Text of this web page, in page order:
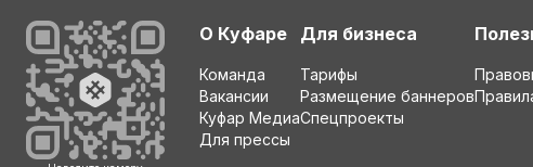
О Куфаре
Команда
Вакансии
Куфар Медиа
Для прессы
Для бизнеса
Тарифы
Размещение баннеров
Спецпроекты